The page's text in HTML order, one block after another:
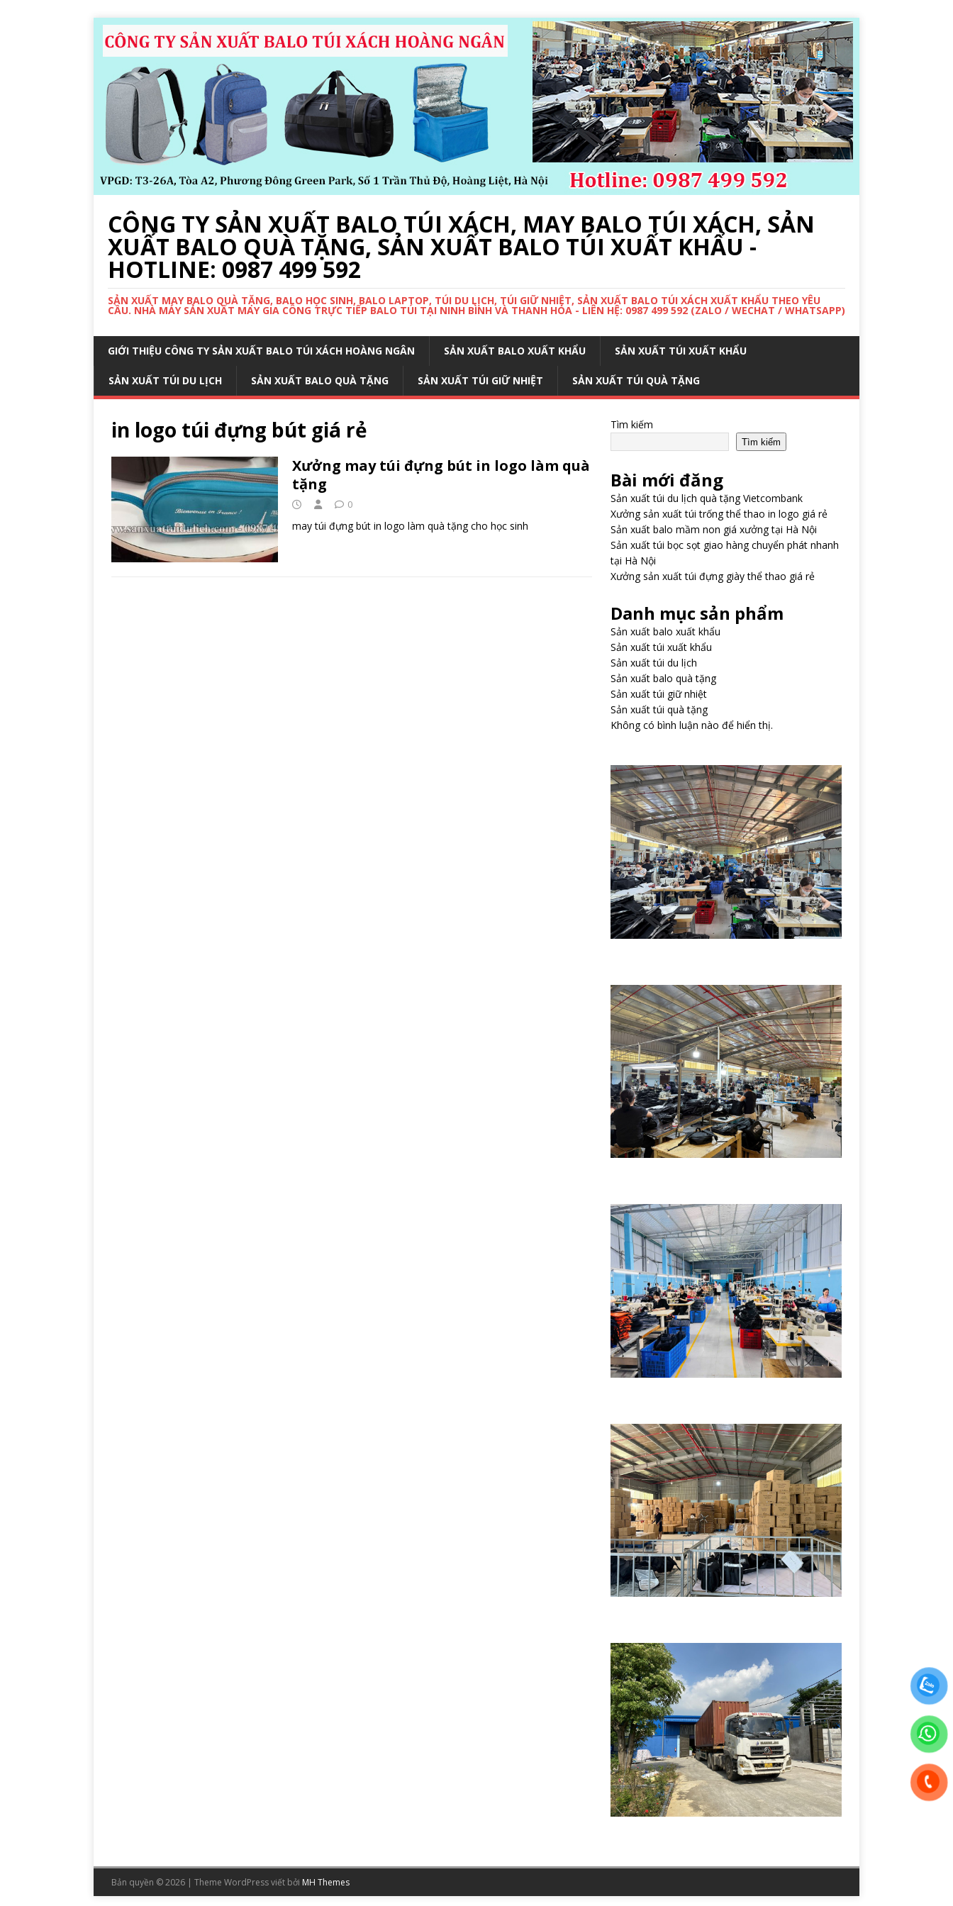
CÔNG TY SẢN XUẤT BALO TÚI XÁCH, MAY BALO TÚI XÁCH, SẢN
XUẤT BALO QUÀ TẶNG, SẢN XUẤT BALO TÚI XUẤT KHẨU -
HOTLINE: 0987 499 592
SẢN XUẤT MAY BALO QUÀ TẶNG, BALO HỌC SINH, BALO LAPTOP, TÚI DU LỊCH, TÚI GIỮ NHIỆT, SẢN XUẤT BALO TÚI XÁCH XUẤT KHẨU THEO YÊU
CẦU. NHÀ MÁY SẢN XUẤT MAY GIA CÔNG TRỰC TIẾP BALO TÚI TẠI NINH BÌNH VÀ THANH HÓA - LIÊN HỆ: 0987 499 592 (ZALO / WECHAT / WHATSAPP)
GIỚI THIỆU CÔNG TY SẢN XUẤT BALO TÚI XÁCH HOÀNG NGÂN SẢN XUẤT BALO XUẤT KHẨU SẢN XUẤT TÚI XUẤT KHẨU
SẢN XUẤT TÚI DU LỊCH SẢN XUẤT BALO QUÀ TẶNG SẢN XUẤT TÚI GIỮ NHIỆT SẢN XUẤT TÚI QUÀ TẶNG
in logo túi đựng bút giá rẻ
Xưởng may túi đựng bút in logo làm quà
tặng
0
may túi đựng bút in logo làm quà tặng cho học sinh
Tìm kiếm
Tìm kiếm
Bài mới đăng
Sản xuất túi du lịch quà tặng Vietcombank
Xưởng sản xuất túi trống thể thao in logo giá rẻ
Sản xuất balo mầm non giá xưởng tại Hà Nội
Sản xuất túi bọc sọt giao hàng chuyển phát nhanh
tại Hà Nội
Xưởng sản xuất túi đựng giày thể thao giá rẻ
Danh mục sản phẩm
Sản xuất balo xuất khẩu
Sản xuất túi xuất khẩu
Sản xuất túi du lịch
Sản xuất balo quà tặng
Sản xuất túi giữ nhiệt
Sản xuất túi quà tặng
Không có bình luận nào để hiển thị.
Bản quyền © 2026 | Theme WordPress viết bởi MH Themes